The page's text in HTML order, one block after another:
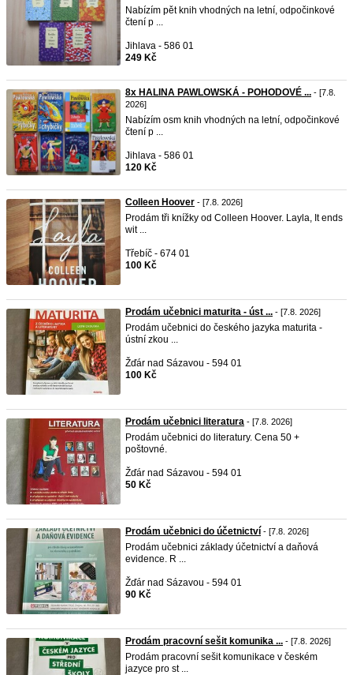
Nabízím pět knih vhodných na letní, odpočinkové
čtení p ...
Jihlava - 586 01
249 Kč
8x HALINA PAWLOWSKÁ - POHODOVÉ ... - [7.8.
2026]
Nabízím osm knih vhodných na letní, odpočinkové
čtení p ...
Jihlava - 586 01
120 Kč
Colleen Hoover - [7.8. 2026]
Prodám tři knížky od Colleen Hoover. Layla, It ends
wit ...
Třebíč - 674 01
100 Kč
Prodám učebnici maturita - úst ... - [7.8. 2026]
Prodám učebnici do českého jazyka maturita -
ústní zkou ...
Žďár nad Sázavou - 594 01
100 Kč
Prodám učebnici literatura - [7.8. 2026]
Prodám učebnici do literatury. Cena 50 +
poštovné.
Žďár nad Sázavou - 594 01
50 Kč
Prodám učebnici do účetnictví - [7.8. 2026]
Prodám učebnici základy účetnictví a daňová
evidence. R ...
Žďár nad Sázavou - 594 01
90 Kč
Prodám pracovní sešit komunika ... - [7.8. 2026]
Prodám pracovní sešit komunikace v českém
jazyce pro st ...